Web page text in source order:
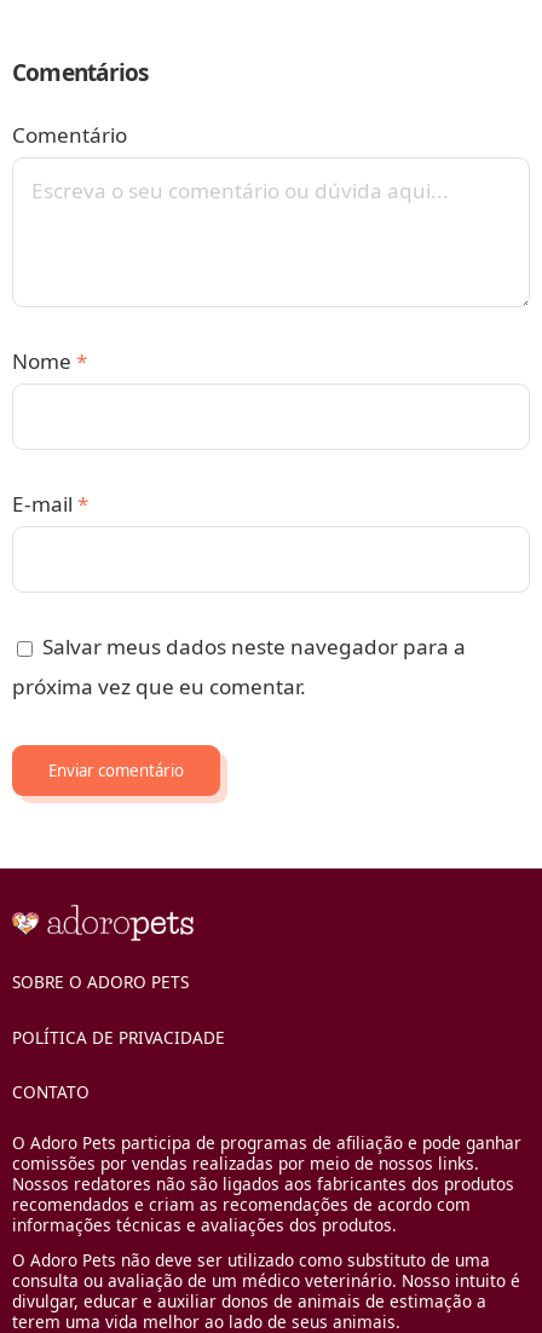
Comentários
Comentário
Nome *
E-mail *
Salvar meus dados neste navegador para a
próxima vez que eu comentar.
SOBRE O ADORO PETS
POLÍTICA DE PRIVACIDADE
CONTATO
O Adoro Pets participa de programas de afiliação e pode ganhar
comissões por vendas realizadas por meio de nossos links.
Nossos redatores não são ligados aos fabricantes dos produtos
recomendados e criam as recomendações de acordo com
informações técnicas e avaliações dos produtos.
O Adoro Pets não deve ser utilizado como substituto de uma
consulta ou avaliação de um médico veterinário. Nosso intuito é
divulgar, educar e auxiliar donos de animais de estimação a
terem uma vida melhor ao lado de seus animais.